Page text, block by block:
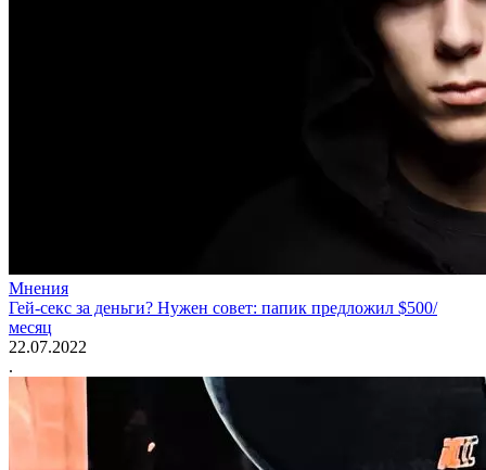
Мнения
Гей-секс за деньги? Нужен совет: папик предложил $500/
месяц
22.07.2022
.